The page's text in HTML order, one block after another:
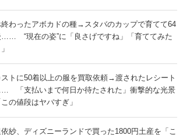
わったアボカドの種→スタバのカップで育てて64
…… “現在の姿”に「良さげですね」「育ててみた
ストに50着以上の服を買取依頼→渡されたレシート
「支払いまで何日か待たされた」衝撃的な光景
の値段はヤバすぎ」
紗、ディズニーランドで買った1800円土産を「こ